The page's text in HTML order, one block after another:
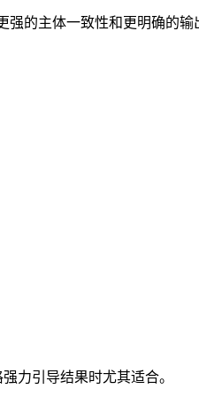
强的主体一致性和更明确的
力引导结果时尤其适合。